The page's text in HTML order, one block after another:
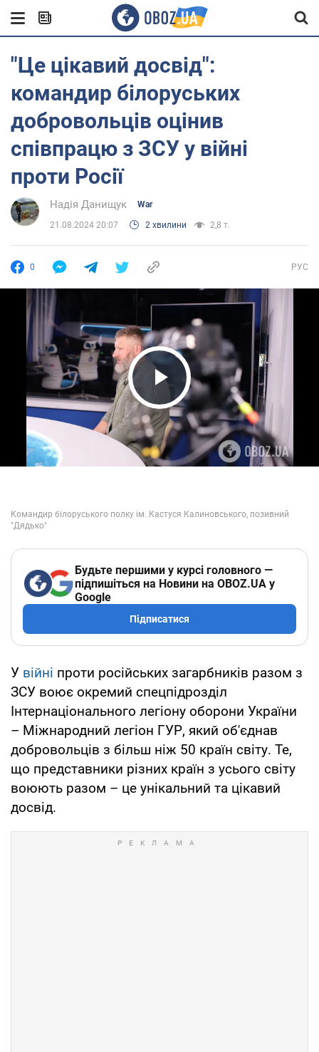
"Це цікавий досвід":
командир білоруських
добровольців оцінив
співпрацю з ЗСУ у війні
проти Росії
Надія Данищук War
21.08.2024 20:07 2 хвилини 2,8 т.
0 РУС
Play Video
Будьте першими у курсі головного —
підпишіться на Новини на OBOZ.UA у
Google
Підписатися
У війні проти російських загарбників разом з
ЗСУ воює окремий спецпідрозділ
Інтернаціонального легіону оборони України
– Міжнародний легіон ГУР, який об'єднав
добровольців з більш ніж 50 країн світу. Те,
що представники різних країн з усього світу
воюють разом – це унікальний та цікавий
досвід.